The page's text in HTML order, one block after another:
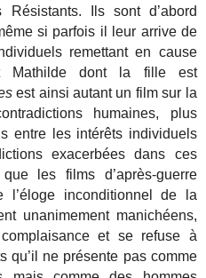
Ils sont d’abord
si parfois il leur arrive de
remettant en cause
Mathilde dont la fille est
est ainsi autant un film sur la
humaines, plus
entre les intérêts individuels
exacerbées dans ces
les films d’après-guerre
l’éloge inconditionnel de la
unanimement manichéens,
et se refuse à
qu’il ne présente pas comme